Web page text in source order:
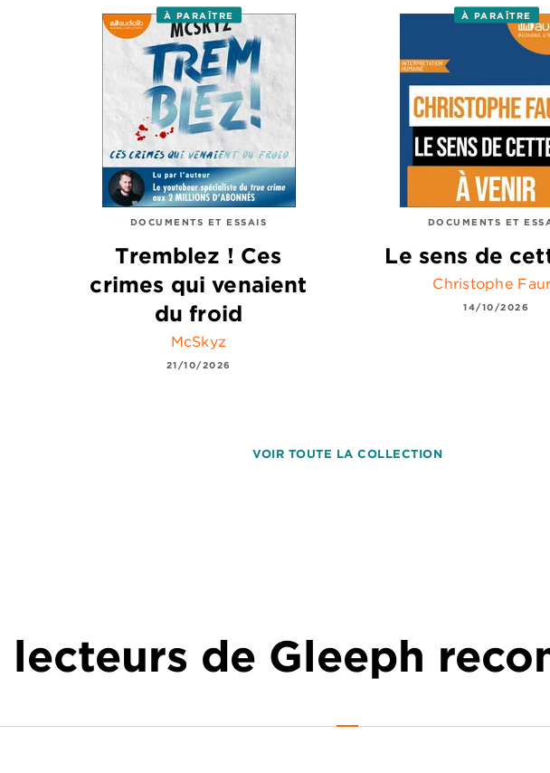
À PARAÎTRE
DOCUMENTS ET ESSAIS
Tremblez ! Ces
crimes qui venaient
du froid
McSkyz
21/10/2026
À PARAÎTRE
DOCUMENTS ET
Le sens de
Christophe
14/10/2026
VOIR TOUTE LA COLLECTION
lecteurs de Gleeph